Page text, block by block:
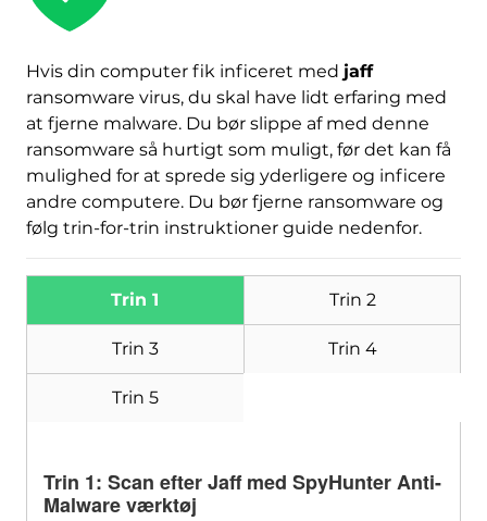
Hvis din computer fik inficeret med jaff
ransomware virus, du skal have lidt erfaring med
at fjerne malware. Du bør slippe af med denne
ransomware så hurtigt som muligt, før det kan få
mulighed for at sprede sig yderligere og inficere
andre computere. Du bør fjerne ransomware og
følg trin-for-trin instruktioner guide nedenfor.
Trin 1 Trin 2
Trin 3 Trin 4
Trin 5
Trin 1: Scan efter Jaff med SpyHunter Anti-
Malware værktøj